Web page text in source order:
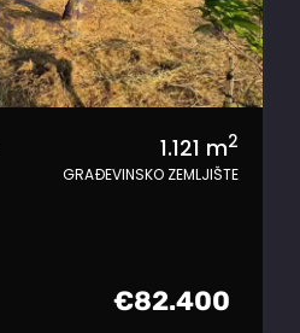
1.121 m2
GRAĐEVINSKO ZEMLJIŠTE
€82.400